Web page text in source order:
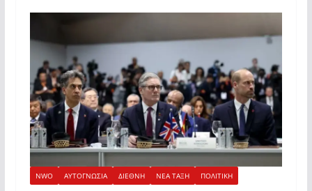
NWO ΑΥΤΟΓΝΩΣΙΑ ΔΙΕΘΝΗ ΝΕΑ ΤΑΞΗ ΠΟΛΙΤΙΚΗ